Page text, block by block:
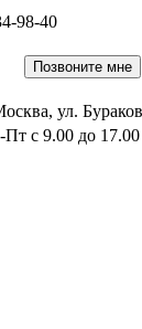
98-40
Позвоните мне
ул.
с 9.00 до 17.00